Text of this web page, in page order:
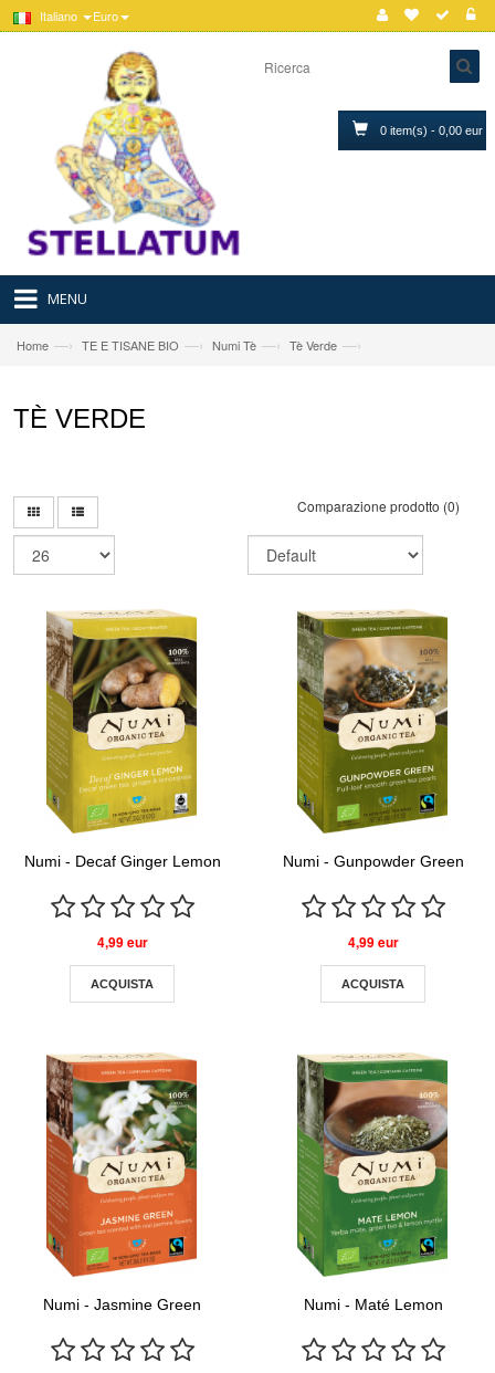
Italiano Euro
0 item(s) - 0,00 eur
MENU
Home —› TE E TISANE BIO —› Numi Tè —› Tè Verde —›
TÈ VERDE
Comparazione prodotto (0)
Numi - Decaf Ginger Lemon
4,99 eur
ACQUISTA
Numi - Gunpowder Green
4,99 eur
ACQUISTA
Numi - Jasmine Green Numi - Maté Lemon